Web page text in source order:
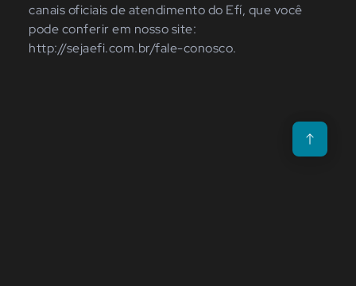
canais oficiais de atendimento do Efí, que você
pode conferir em nosso site:
http://sejaefi.com.br/fale-conosco.
Voltar para o